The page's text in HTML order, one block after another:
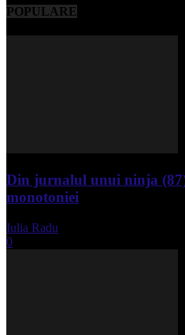
POPULARE
Din jurnalul unui ninja
monotoniei
Iulia Radu
0